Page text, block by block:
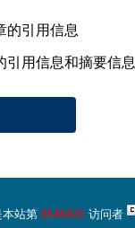
的引用信息
引用信息和摘要信息
本站第 8546826访问者